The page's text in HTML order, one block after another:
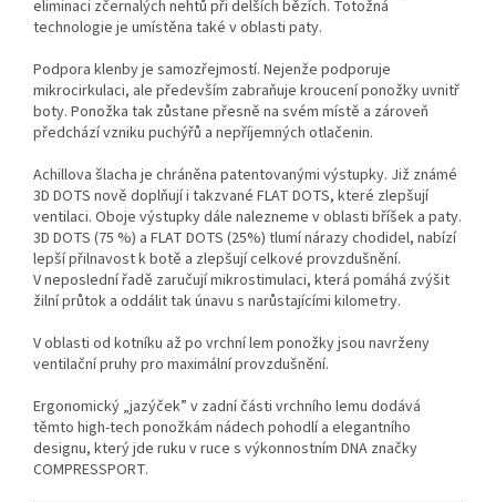
eliminaci zčernalých nehtů při delších bězích. Totožná
technologie je umístěna také v oblasti paty.
Podpora klenby je samozřejmostí. Nejenže podporuje
mikrocirkulaci, ale především zabraňuje kroucení ponožky uvnitř
boty. Ponožka tak zůstane přesně na svém místě a zároveň
předchází vzniku puchýřů a nepříjemných otlačenin.
Achillova šlacha je chráněna patentovanými výstupky. Již známé
3D DOTS nově doplňují i takzvané FLAT DOTS, které zlepšují
ventilaci. Oboje výstupky dále nalezneme v oblasti bříšek a paty.
3D DOTS (75 %) a FLAT DOTS (25%) tlumí nárazy chodidel, nabízí
lepší přilnavost k botě a zlepšují celkové provzdušnění.
V neposlední řadě zaručují mikrostimulaci, která pomáhá zvýšit
žilní průtok a oddálit tak únavu s narůstajícími kilometry.
V oblasti od kotníku až po vrchní lem ponožky jsou navrženy
ventilační pruhy pro maximální provzdušnění.
Ergonomický „jazýček” v zadní části vrchního lemu dodává
těmto high-tech ponožkám nádech pohodlí a elegantního
designu, který jde ruku v ruce s výkonnostním DNA značky
COMPRESSPORT.